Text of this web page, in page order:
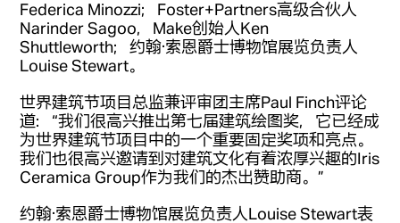
Federica Minozzi；Foster+Partners高级合伙人
Narinder Sagoo，Make创始人Ken
Shuttleworth；约翰·索恩爵士博物馆展览负责人
Louise Stewart。
世界建筑节项目总监兼评审团主席Paul Finch评论
道：“我们很高兴推出第七届建筑绘图奖，它已经成
为世界建筑节项目中的一个重要固定奖项和亮点。
我们也很高兴邀请到对建筑文化有着浓厚兴趣的Iris
Ceramica Group作为我们的杰出赞助商。”
约翰·索恩爵士博物馆展览负责人Louise Stewart表